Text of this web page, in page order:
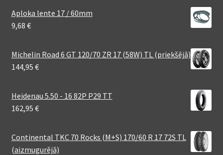
Aploka lente 17 / 60mm
9,68 €
Michelin Road 6 GT 120/70 ZR 17 (58W) TL (priekšējā)
144,95 €
Heidenau 5.50 - 16 82P P29 TT
162,95 €
Continental TKC 70 Rocks (M+S) 170/60 R 17 72S TL
(aizmugurējā)